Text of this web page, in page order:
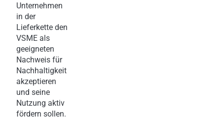
Unternehmen
in der
Lieferkette den
VSME als
geeigneten
Nachweis für
Nachhaltigkeit
akzeptieren
und seine
Nutzung aktiv
fördern sollen.